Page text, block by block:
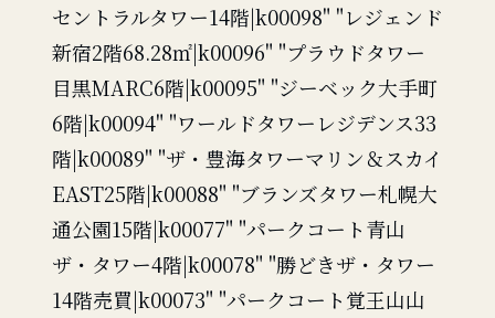
セントラルタワー14階|k00098" "レジェンド
新宿2階68.28㎡|k00096" "プラウドタワー
目黒MARC6階|k00095" "ジーベック大手町
6階|k00094" "ワールドタワーレジデンス33
階|k00089" "ザ・豊海タワーマリン＆スカイ
EAST25階|k00088" "ブランズタワー札幌大
通公園15階|k00077" "パークコート青山
ザ・タワー4階|k00078" "勝どきザ・タワー
14階売買|k00073" "パークコート覚王山山